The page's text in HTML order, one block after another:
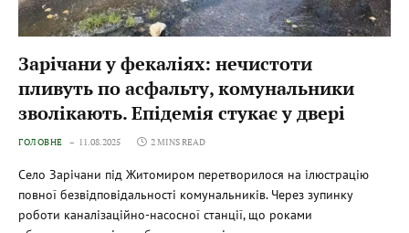
Зарічани у фекаліях: нечистоти
пливуть по асфальту, комунальники
зволікають. Епідемія стукає у двері
ГОЛОВНЕ 11.08.2025 2 MINS READ
Село Зарічани під Житомиром перетворилося на ілюстрацію
повної безвідповідальності комунальників. Через зупинку
роботи каналізаційно-насосної станції, що роками